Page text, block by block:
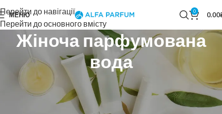
Перейти до навігації
Перейти до основного вмісту
МЕНЮ 0 0.00
Жіноча парфумована
вода
Парфумерія
Жіноча парфумерія
Жіноча парфумована вода
Показано 1–20 із 337